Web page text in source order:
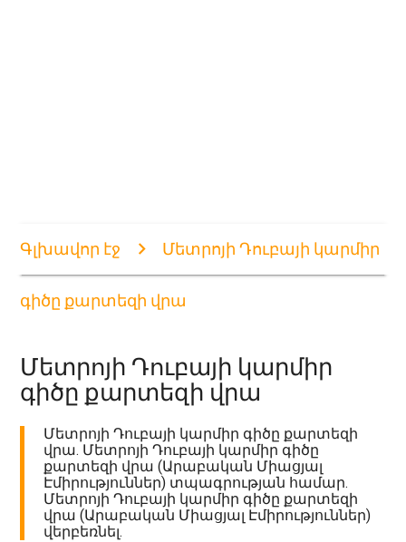
Գլխավոր էջ Մետրոյի Դուբայի կարմիր
գիծը քարտեզի վրա
Մետրոյի Դուբայի կարմիր
գիծը քարտեզի վրա
Մետրոյի Դուբայի կարմիր գիծը քարտեզի
վրա. Մետրոյի Դուբայի կարմիր գիծը
քարտեզի վրա (Արաբական Միացյալ
Էմիրություններ) տպագրության համար.
Մետրոյի Դուբայի կարմիր գիծը քարտեզի
վրա (Արաբական Միացյալ Էմիրություններ)
վերբեռնել.